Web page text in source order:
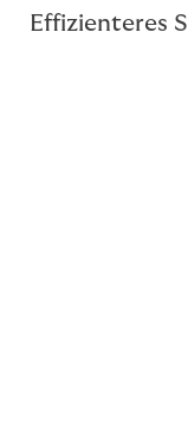
Effizienteres